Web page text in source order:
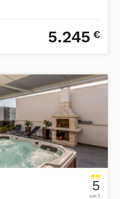
5.245 €
5
von 5